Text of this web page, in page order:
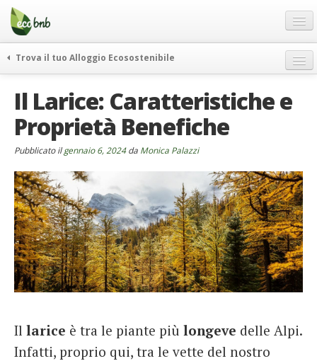
Menu
Salta
contenuto
Offerte Speciali
FAQ
Chi Siamo
Partner
Contatti
Italiano
German
English
French
Trova il tuo Alloggio Ecosostenibile
itinerari
curiosità
vivere e viaggiare verde
ecohotel
rassegna stampa
Il Larice: Caratteristiche e
Proprietà Benefiche
Pubblicato ilgennaio 6, 2024da Monica Palazzi
Il larice è tra le piante più longeve delle Alpi.
Infatti, proprio qui, tra le vette del nostro